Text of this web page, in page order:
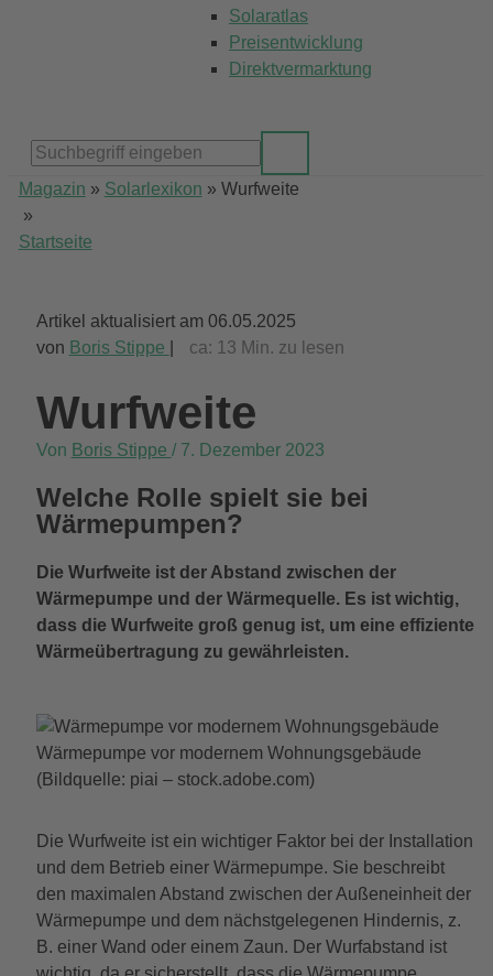
Solaratlas
Preisentwicklung
Direktvermarktung
Startseite
»
Magazin » Solarlexikon » Wurfweite
Artikel aktualisiert am 06.05.2025
von Boris Stippe ca: 13 Min. zu lesen
Wurfweite
Von Boris Stippe / 7. Dezember 2023
Welche Rolle spielt sie bei
Wärmepumpen?
Die Wurfweite ist der Abstand zwischen der
Wärmepumpe und der Wärmequelle. Es ist wichtig,
dass die Wurfweite groß genug ist, um eine effiziente
Wärmeübertragung zu gewährleisten.
Wärmepumpe vor modernem Wohnungsgebäude
(Bildquelle: piai – stock.adobe.com)
Die Wurfweite ist ein wichtiger Faktor bei der Installation
und dem Betrieb einer Wärmepumpe. Sie beschreibt
den maximalen Abstand zwischen der Außeneinheit der
Wärmepumpe und dem nächstgelegenen Hindernis, z.
B. einer Wand oder einem Zaun. Der Wurfabstand ist